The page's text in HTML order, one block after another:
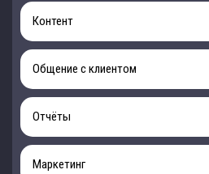
Контент
Общение с клиентом
Отчёты
Маркетинг